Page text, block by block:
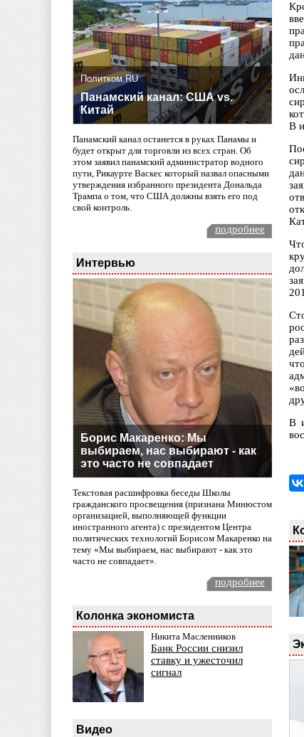
Политком.RU
Панамский канал: США vs.
Китай
Панамский канал останется в руках Панамы и
будет открыт для торговли из всех стран. Об
этом заявил панамский администратор водного
пути, Рикаурте Васкес который назвал опасными
утверждения избранного президента Дональда
Трампа о том, что США должны взять его под
свой контроль.
подробнее
Интервью
Борис Макаренко: Мы
выбираем, нас выбирают - как
это часто не совпадает
Текстовая расшифровка беседы Школы
гражданского просвещения (признана Минюстом
организацией, выполняющей функции
иностранного агента) с президентом Центра
политических технологий Борисом Макаренко на
тему «Мы выбираем, нас выбирают - как это
часто не совпадает».
подробнее
Колонка экономиста
Никита Масленников
Банк России снизил
ставку и ужесточил
сигнал
Видео
В
В